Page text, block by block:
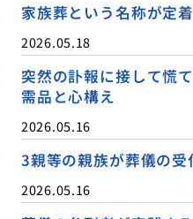
家族葬という名称が定
2026.05.18
突然の訃報に接して慌
需品と心構え
2026.05.16
3親等の親族が葬儀の
2026.05.16